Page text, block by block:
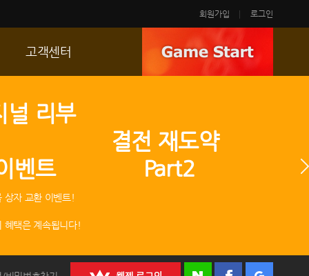
회원가입 로그인
널 리부
전 재도약
이벤트 Part2
상자 교환 이벤트!
혜택은 계속됩니다!
고객센터
문의/신고
운영정책